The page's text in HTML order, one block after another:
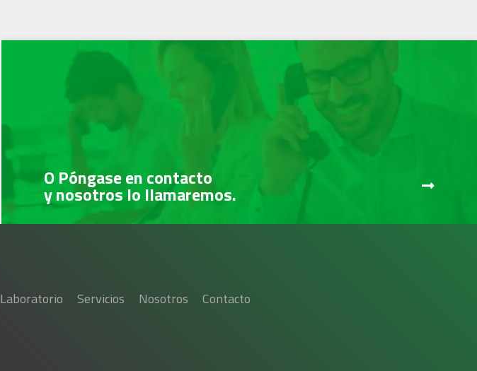
O Póngase en contacto
y nosotros lo llamaremos.
Laboratorio Servicios Nosotros Contacto